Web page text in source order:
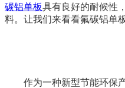
碳铝单板具有良好的耐候性
料。让我们来看看氟碳铝单
作为一种新型节能环保产